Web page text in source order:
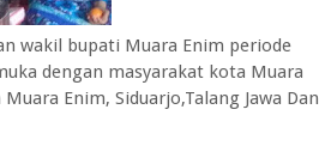
wakil bupati Muara Enim periode
dengan masyarakat kota Muara
Enim, Siduarjo,Talang Jawa Dan